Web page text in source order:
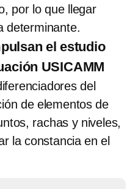
por lo que llegar
determinante.
el estudio
USICAMM
del
de elementos de
rachas y niveles,
la constancia en el